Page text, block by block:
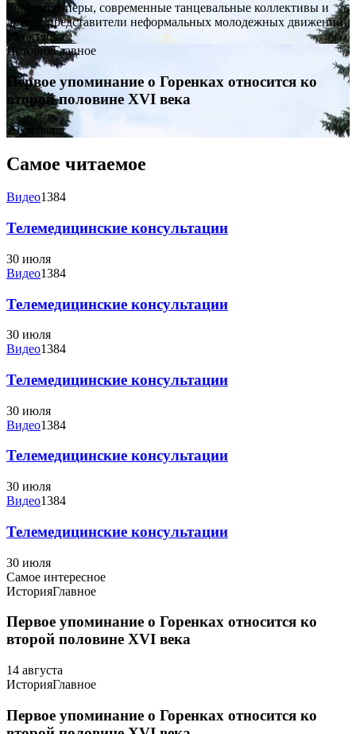
Рокеры, рэперы, современные танцевальные коллективы и
другие представители неформальных молодежных движений
25 октября
ИсторияГлавное
Первое упоминание о Горенках относится ко
второй половине XVI века
25 октября
Самое читаемое
Видео1384
Телемедицинские консультации
30 июля
Видео1384
Телемедицинские консультации
30 июля
Видео1384
Телемедицинские консультации
30 июля
Видео1384
Телемедицинские консультации
30 июля
Видео1384
Телемедицинские консультации
30 июля
Самое интересное
ИсторияГлавное
Первое упоминание о Горенках относится ко
второй половине XVI века
14 августа
ИсторияГлавное
Первое упоминание о Горенках относится ко